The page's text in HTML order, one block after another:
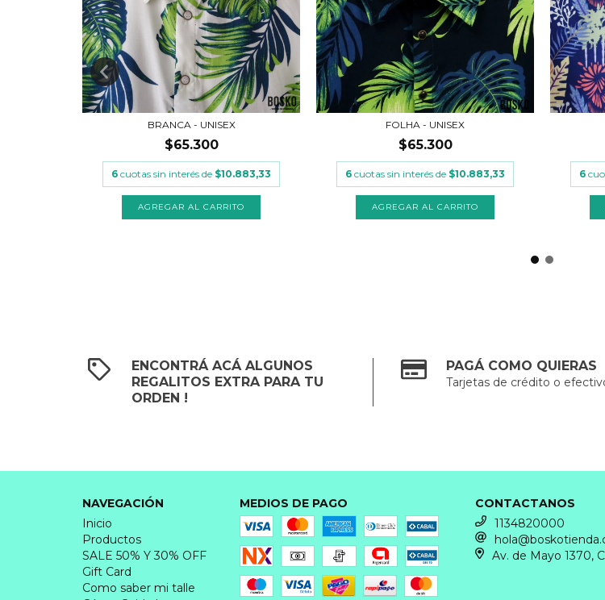
BRANCA - UNISEX
$65.300
6 cuotas sin interés de $10.883,33
AGREGAR AL CARRITO
FOLHA - UNISEX
$65.300
6 cuotas sin interés de $10.883,33
AGREGAR AL CARRITO
6
ENCONTRÁ ACÁ ALGUNOS
REGALITOS EXTRA PARA TU
ORDEN !
PAGÁ COMO QUIERAS
Tarjetas de crédito o
NAVEGACIÓN
Inicio
Productos
SALE 50% Y 30% OFF
Gift Card
Como saber mi talle
MEDIOS DE PAGO
CONTACTANOS
1134820000
Av. de Mayo 1370,